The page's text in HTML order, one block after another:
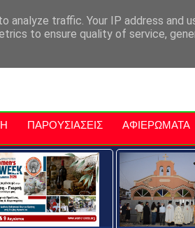
Στην Κρήτη Kriti Traveller
ΠΑΡΟΥΣΙΑΣΕΙΣ ΑΦΙΕΡΩΜΑΤΑ
analyze traffic. Your IP address and
to ensure quality of service,